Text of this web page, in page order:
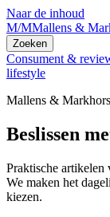
Naar de inhoud
M/MMallens &
Zoeken
Consument &
lifestyle
Mallens &
Beslissen
Praktische
We maken het
kiezen.